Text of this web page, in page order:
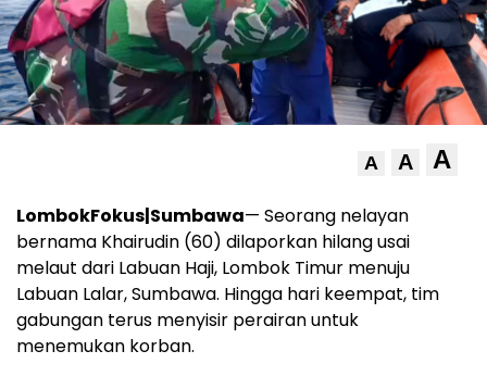
A A A
LombokFokus|Sumbawa— Seorang nelayan
bernama Khairudin (60) dilaporkan hilang usai
melaut dari Labuan Haji, Lombok Timur menuju
Labuan Lalar, Sumbawa. Hingga hari keempat, tim
gabungan terus menyisir perairan untuk
menemukan korban.